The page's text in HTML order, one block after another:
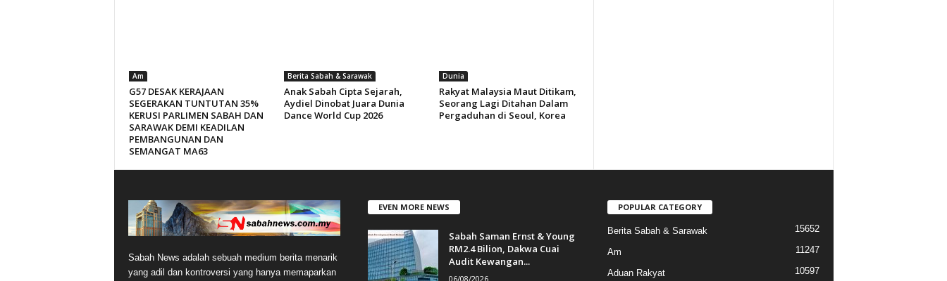
Am
G57 DESAK KERAJAAN
SEGERAKAN TUNTUTAN 35%
KERUSI PARLIMEN SABAH DAN
SARAWAK DEMI KEADILAN
PEMBANGUNAN DAN
SEMANGAT MA63
Berita Sabah & Sarawak
Anak Sabah Cipta Sejarah,
Aydiel Dinobat Juara Dunia
Dance World Cup 2026
Dunia
Rakyat Malaysia Maut Ditikam,
Seorang Lagi Ditahan Dalam
Pergaduhan di Seoul, Korea
Sabah News adalah sebuah medium berita menarik
yang adil dan kontroversi yang hanya memaparkan
EVEN MORE NEWS
Sabah Saman Ernst & Young
RM2.4 Bilion, Dakwa Cuai
Audit Kewangan...
06/08/2026
POPULAR CATEGORY
Berita Sabah & Sarawak 15652
Am 11247
Aduan Rakyat 10597